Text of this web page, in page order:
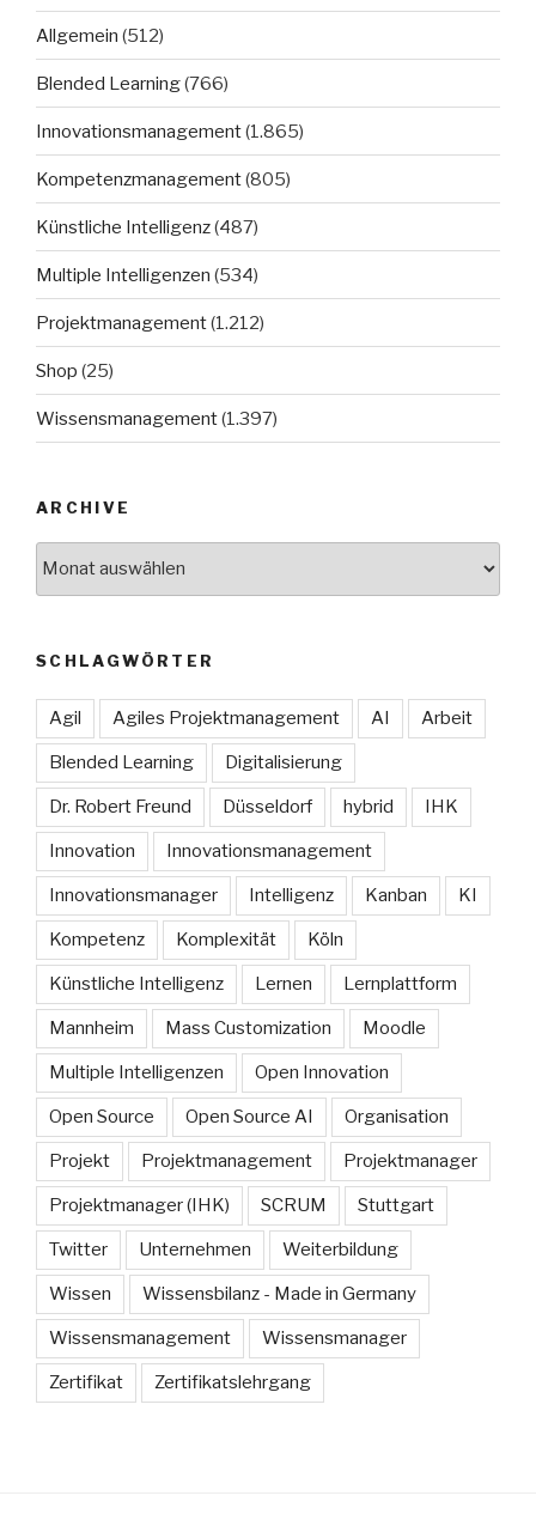
Allgemein (512)
Blended Learning(766)
Innovationsmanagement(1.865)
Kompetenzmanagement(805)
Künstliche Intelligenz(487)
Multiple Intelligenzen (534)
Projektmanagement(1.212)
Shop (25)
Wissensmanagement(1.397)
ARCHIVE
SCHLAGWÖRTER
Agil Agiles Projektmanagement AI Arbeit
Blended Learning Digitalisierung
Dr. Robert Freund Düsseldorf hybrid IHK
Innovation Innovationsmanagement
Innovationsmanager Intelligenz Kanban KI
Kompetenz Komplexität Köln
Künstliche Intelligenz Lernen Lernplattform
Mannheim Mass Customization Moodle
Multiple Intelligenzen Open Innovation
Open Source Open Source AI Organisation
Projekt Projektmanagement Projektmanager
Projektmanager (IHK) SCRUM Stuttgart
Twitter Unternehmen Weiterbildung
Wissen Wissensbilanz - Made in Germany
Wissensmanagement Wissensmanager
Zertifikat Zertifikatslehrgang